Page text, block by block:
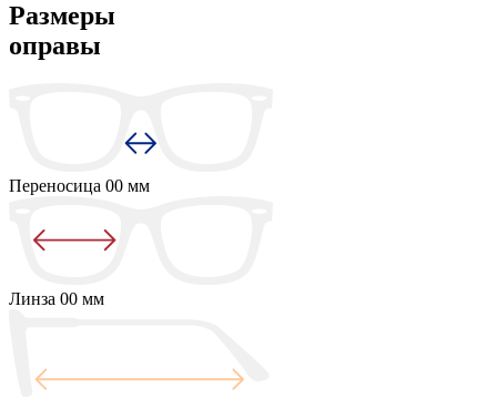
Размеры
оправы
Переносица 00 мм
Линза 00 мм